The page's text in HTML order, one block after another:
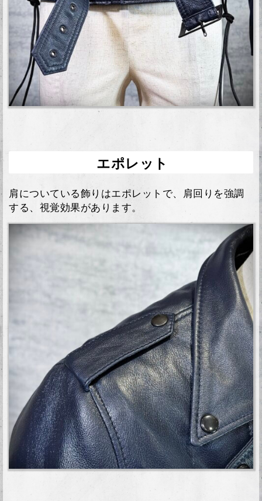
エポレット
肩についている飾りはエポレットで、肩回りを強調
する、視覚効果があります。